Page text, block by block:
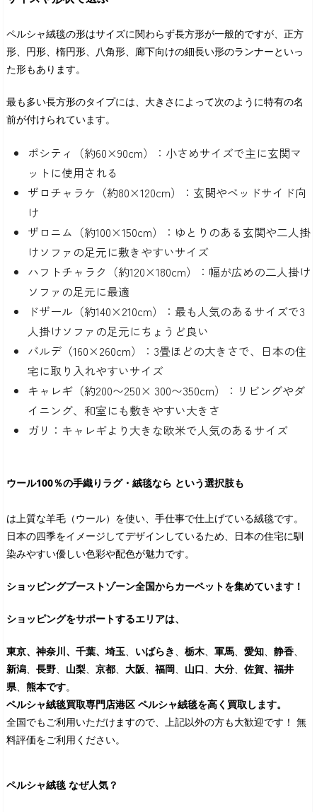
ペルシャ絨毯の形はサイズに関わらず長方形が一般的ですが、正方
形、円形、楕円形、八角形、廊下向けの細長い形のランナーといっ
た形もあります。
最も多い長方形のタイプには、大きさによって次のように特有の名
前が付けられています。
ポシティ（約60×90cm）：小さめサイズで主に玄関マ
ットに使用される
ザロチャラケ（約80×120cm）：玄関やベッドサイド向
け
ザロニム（約100×150cm）：ゆとりのある玄関や二人掛
けソファの足元に敷きやすいサイズ
ハフトチャラク（約120×180cm）：幅が広めの二人掛け
ソファの足元に最適
ドザール（約140×210cm）：最も人気のあるサイズで3
人掛けソファの足元にちょうど良い
バルデ（160×260cm）：3畳ほどの大きさで、日本の住
宅に取り入れやすいサイズ
キャレギ（約200〜250× 300〜350cm）：リビングやダ
イニング、和室にも敷きやすい大きさ
ガリ：キャレギより大きな欧米で人気のあるサイズ
ウール100％の手織りラグ・絨毯なら という選択肢も
は上質な羊毛（ウール）を使い、手仕事で仕上げている絨毯です。
日本の四季をイメージしてデザインしているため、日本の住宅に馴
染みやすい優しい色彩や配色が魅力です。
ショッピングブーストゾーン全国からカーペットを集めています！
ショッピングをサポートするエリアは、
東京、神奈川、千葉、埼玉、 いばらき、 栃木、 軍馬、 愛知、 静香、
新潟、 長野、 山梨、 京都、 大阪、 福岡、 山口、 大分、 佐賀、 福井
県、 熊本です。
ペルシャ絨毯買取専門店港区 ペルシャ絨毯を高く買取します。
全国でもご利用いただけますので、上記以外の方も大歓迎です！ 無
料評価をご利用ください。
ペルシャ絨毯 なぜ人気？